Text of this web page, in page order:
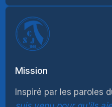
Mission
Inspiré par les paroles